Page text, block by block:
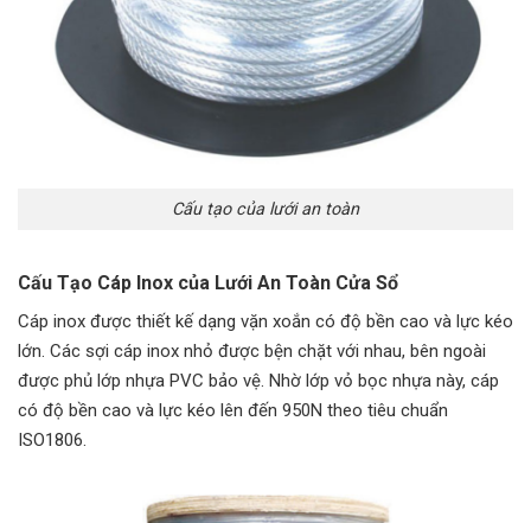
Cấu tạo của lưới an toàn
Cấu Tạo Cáp Inox của Lưới An Toàn Cửa Sổ
Cáp inox được thiết kế dạng vặn xoắn có độ bền cao và lực kéo
lớn. Các sợi cáp inox nhỏ được bện chặt với nhau, bên ngoài
được phủ lớp nhựa PVC bảo vệ. Nhờ lớp vỏ bọc nhựa này, cáp
có độ bền cao và lực kéo lên đến 950N theo tiêu chuẩn
ISO1806.